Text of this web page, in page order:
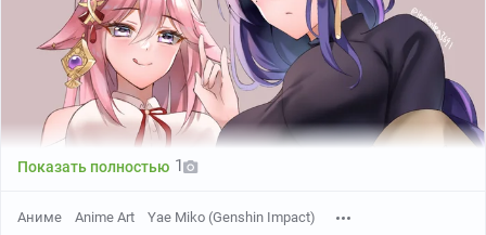
Показать полностью 1
Аниме Anime Art Yae Miko (Genshin Impact)